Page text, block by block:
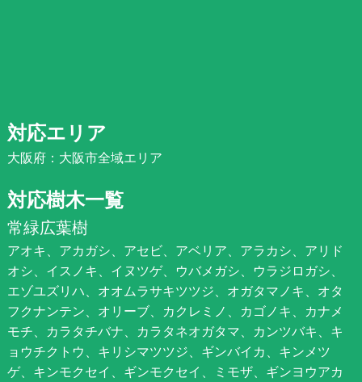
対応エリア
大阪府：大阪市全域エリア
対応樹木一覧
常緑広葉樹
アオキ、アカガシ、アセビ、アベリア、アラカシ、アリド
オシ、イスノキ、イヌツゲ、ウバメガシ、ウラジロガシ、
エゾユズリハ、オオムラサキツツジ、オガタマノキ、オタ
フクナンテン、オリーブ、カクレミノ、カゴノキ、カナメ
モチ、カラタチバナ、カラタネオガタマ、カンツバキ、キ
ョウチクトウ、キリシマツツジ、ギンバイカ、キンメツ
ゲ、キンモクセイ、ギンモクセイ、ミモザ、ギンヨウアカ